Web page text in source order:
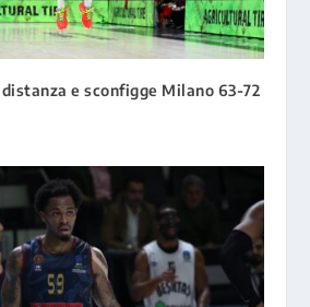
e sconfigge Milano 63-72